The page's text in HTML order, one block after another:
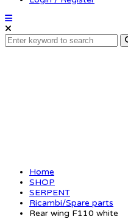
Home
SHOP
SERPENT
Ricambi/Spare parts
Rear wing F110 white